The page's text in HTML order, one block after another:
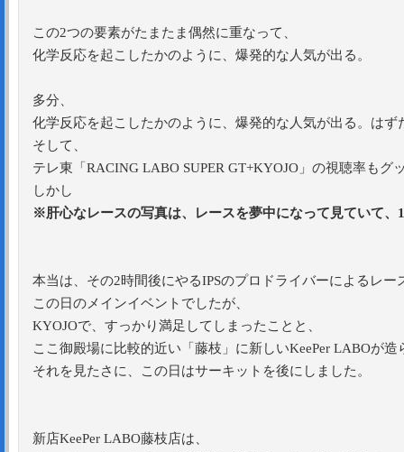
この2つの要素がたまたま偶然に重なって、
化学反応を起こしたかのように、爆発的な人気が出る。
多分、
化学反応を起こしたかのように、爆発的な人気が出る。はず
そして、
テレ東「RACING LABO SUPER GT+KYOJO」の視聴率もグ
しかし
※肝心なレースの写真は、レースを夢中になって見ていて、
本当は、その2時間後にやるIPSのプロドライバーによるレー
この日のメインイベントでしたが、
KYOJOで、すっかり満足してしまったことと、
ここ御殿場に比較的近い「藤枝」に新しいKeePer LABOが造
それを見たさに、この日はサーキットを後にしました。
新店KeePer LABO藤枝店は、